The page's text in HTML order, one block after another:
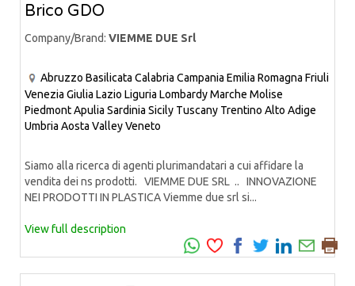
Brico GDO
Company/Brand: VIEMME DUE Srl
Abruzzo Basilicata Calabria Campania Emilia Romagna Friuli
Venezia Giulia Lazio Liguria LombardyMarche Molise
PiedmontApulia Sardinia Sicily Tuscany Trentino Alto Adige
Umbria Aosta ValleyVeneto
Siamo alla ricerca di agenti plurimandatari a cui affidare la
vendita dei ns prodotti. VIEMME DUE SRL .. INNOVAZIONE
NEI PRODOTTI IN PLASTICA Viemme due srl si...
View full description